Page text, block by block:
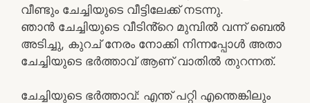
വീണ്ടും ചേച്ചിയുടെ വീട്ടിലേക്ക് നടന്നു.
ഞാൻ ചേച്ചിയുടെ വീടിൻ്റെ മുമ്പിൽ വന്ന് ബെൽ
അടിച്ചു, കുറച് നേരം നോക്കി നിന്നപ്പോൾ അതാ
ചേച്ചിയുടെ ഭർത്താവ് ആണ് വാതിൽ തുറന്നത്.
ചേച്ചിയുടെ ഭർത്താവ്: എന്ത് പറ്റി എന്തെങ്കിലും